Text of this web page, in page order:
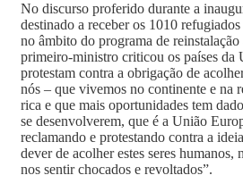
No discurso proferido durante a
destinado a receber os 1010
no âmbito do programa de
primeiro-ministro criticou os países da
protestam contra a obrigação de
nós – que vivemos no continente e na
rica e que mais oportunidades tem
se desenvolverem, que é a União
reclamando e protestando contra a
dever de acolher estes seres humanos,
nos sentir chocados e revoltados”.